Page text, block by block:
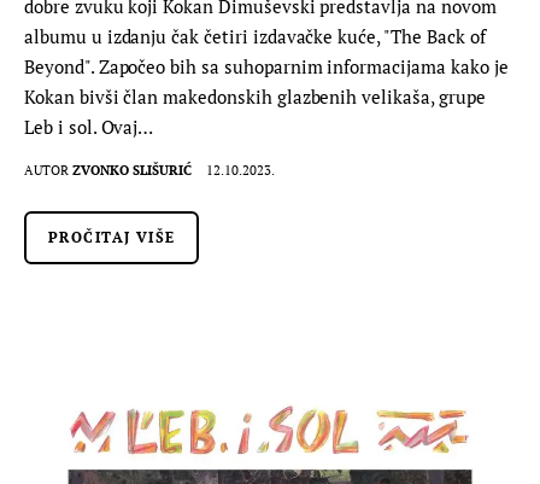
dobre zvuku koji Kokan Dimuševski predstavlja na novom
albumu u izdanju čak četiri izdavačke kuće, "The Back of
Beyond". Započeo bih sa suhoparnim informacijama kako je
Kokan bivši član makedonskih glazbenih velikaša, grupe
Leb i sol. Ovaj…
AUTOR ZVONKO SLIŠURIĆ 12.10.2023.
PROČITAJ VIŠE